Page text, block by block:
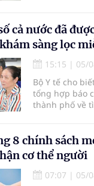
em bé đầu
cả nước đã
sàng lọc
15:15 | 05/
Bộ Y tế cho
tổng hợp báo
thành phố về
nhận
30% dân số cả
sức khỏe định
8 chính sách
cơ thể người
07:07 | 05/